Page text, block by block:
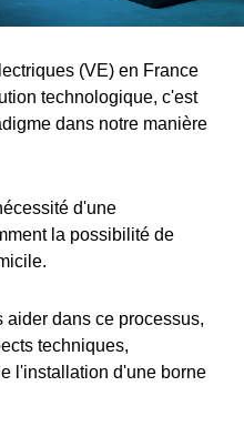
(VE) en France
technologique, c'est
dans notre manière
d'une
la possibilité de
dans ce processus,
techniques,
l'installation d'une borne